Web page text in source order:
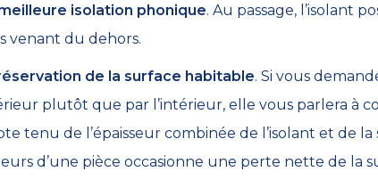
isolation phonique. Au passage, l’isolant
venant du dehors.
de la surface habitable. Si vous
plutôt que par l’intérieur, elle vous parlera à
tenu de l’épaisseur combinée de l’isolant et de
d’une pièce occasionne une perte nette de la